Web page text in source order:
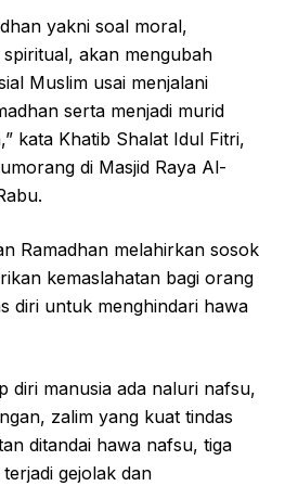
yakni soal moral,
akan mengubah
Muslim usai menjalani
serta menjadi murid
kata Khatib Shalat Idul Fitri,
di Masjid Raya Al-
Ramadhan melahirkan sosok
kemaslahatan bagi orang
diri untuk menghindari hawa
diri manusia ada naluri nafsu,
zalim yang kuat tindas
ditandai hawa nafsu, tiga
gejolak dan